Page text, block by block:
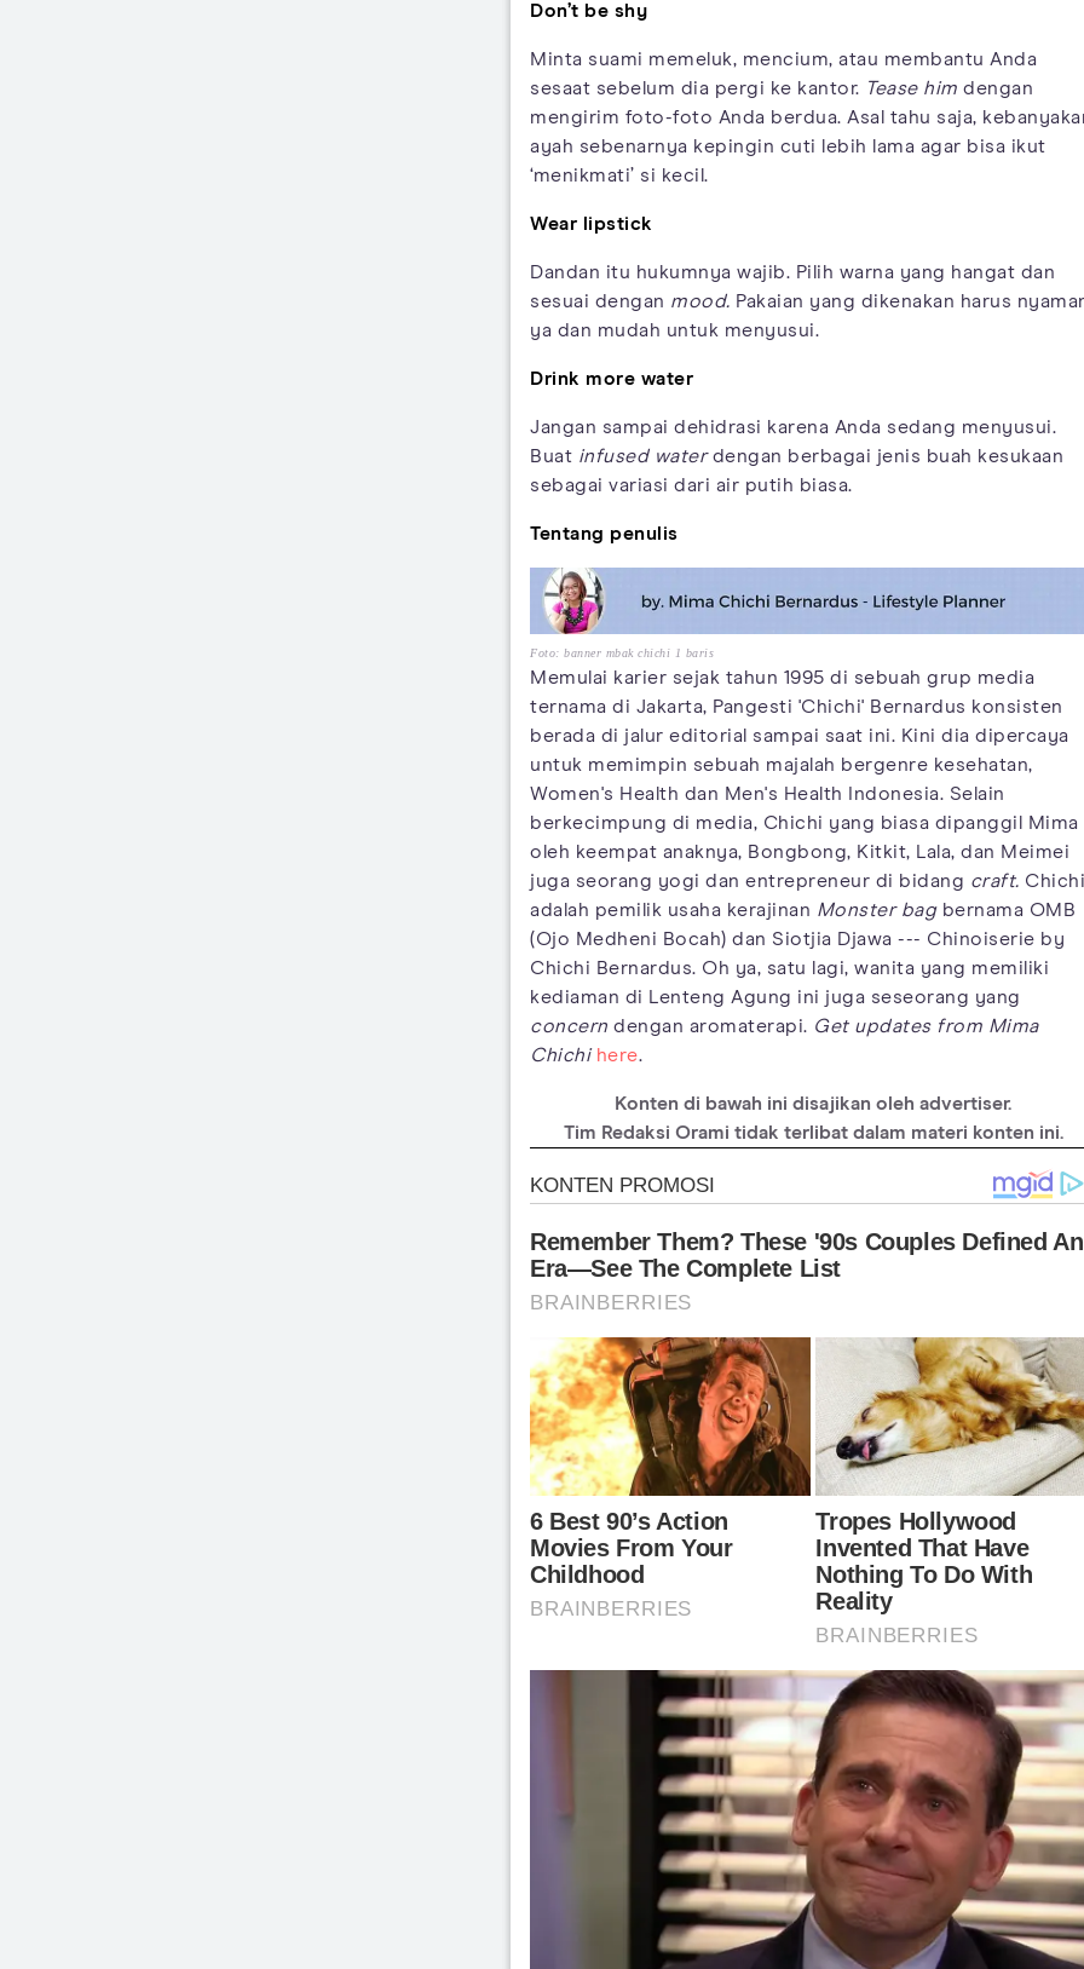
Don’t be shy
Minta suami memeluk, mencium, atau membantu Anda
sesaat sebelum dia pergi ke kantor. Tease him dengan
mengirim foto-foto Anda berdua. Asal tahu saja,
ayah sebenarnya kepingin cuti lebih lama agar bisa ikut
‘menikmati’ si kecil.
Wear lipstick
Dandan itu hukumnya wajib. Pilih warna yang hangat dan
sesuai dengan mood. Pakaian yang dikenakan harus
ya dan mudah untuk menyusui.
Drink more water
Jangan sampai dehidrasi karena Anda sedang menyusui.
Buat infused waterdengan berbagai jenis buah kesukaan
sebagai variasi dari air putih biasa.
Tentang penulis
Foto: banner mbak chichi 1 baris
Memulai karier sejak tahun 1995 di sebuah grup media
ternama di Jakarta, Pangesti 'Chichi' Bernardus konsisten
berada di jalur editorial sampai saat ini. Kini dia dipercaya
untuk memimpin sebuah majalah bergenre kesehatan,
Women's Health dan Men's Health Indonesia. Selain
berkecimpung di media, Chichi yang biasa dipanggil Mima
oleh keempat anaknya, Bongbong, Kitkit, Lala, dan Meimei
juga seorang yogi dan entrepreneur di bidang craft. Chichi
adalah pemilik usaha kerajinan Monster bagbernama OMB
(Ojo Medheni Bocah) dan Siotjia Djawa --- Chinoiserie by
Chichi Bernardus. Oh ya, satu lagi, wanita yang memiliki
kediaman di Lenteng Agung ini juga seseorang yang
concern dengan aromaterapi. Get updates from Mima
Chichi here.
Konten di bawah ini disajikan oleh advertiser.
Tim Redaksi Orami tidak terlibat dalam materi konten ini.